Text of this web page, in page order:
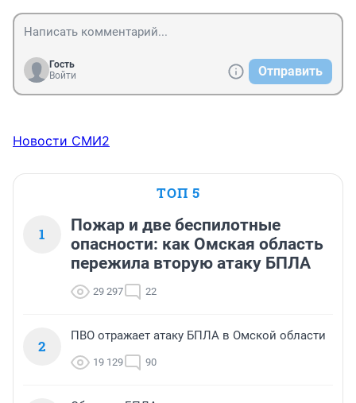
Гость
Войти
Отправить
Новости СМИ2
ТОП 5
1
Пожар и две беспилотные
опасности: как Омская область
пережила вторую атаку БПЛА
29 297 22
2
ПВО отражает атаку БПЛА в Омской области
19 129 90